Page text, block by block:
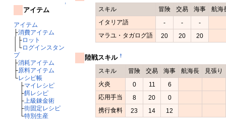
↑
アイテム
アイテム
├消費アイテム
│├ロット
│└ログインスタン
プ
├消耗アイテム
├原料アイテム
└レシピ帳
├マイレシピ
├餌レシピ
├上級錬金術
├街固定レシピ
└特別生産
スキル 冒険 交易 海事
航海
イタリア語
- -
-
マラユ・タガログ語
20 20 20
陸戦スキル†
スキル 冒険 交易 海事 航海長
見張り
火炎
0 11
6
応用手当
8 20
0
携行食料
23 14 12